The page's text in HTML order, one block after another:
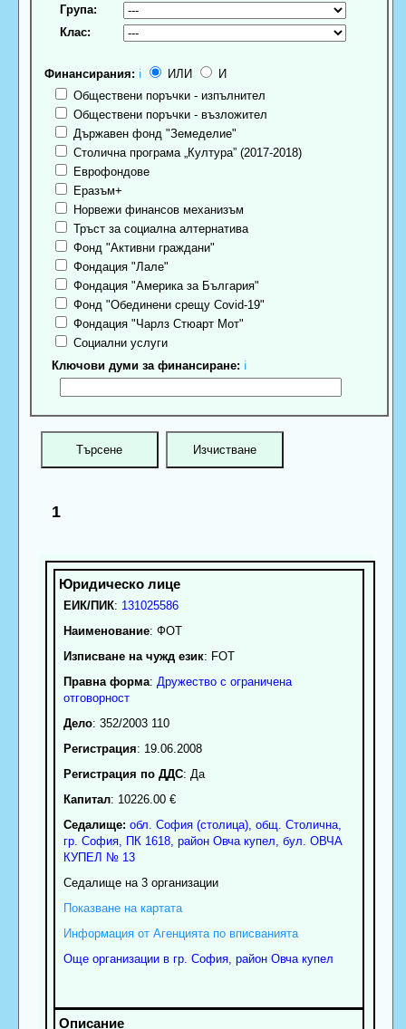
Група:
Клас:
Финансирания: ℹ ИЛИ
И
Обществени поръчки - изпълнител
Обществени поръчки - възложител
Държавен фонд "Земеделие"
Столична програма „Култура” (2017-2018)
Еврофондове
Еразъм+
Норвежи финансов механизъм
Тръст за социална алтернатива
Фонд "Активни граждани"
Фондация "Лале"
Фондация "Америка за България"
Фонд "Обединени срещу Covid-19"
Фондация "Чарлз Стюарт Мот"
Социални услуги
Ключови думи за финансиране: ℹ
1
ЕИК/ПИК: 131025586
Наименование: ФОТ
Изписване на чужд език: FOT
Правна форма: Дружество с ограничена
отговорност
Дело: 352/2003 110
Регистрация: 19.06.2008
Регистрация по ДДС: Да
Капитал: 10226.00 €
Седалище: обл. София (столица), общ. Столична,
гр. София, ПК 1618, район Овча купел бул. ОВЧА
КУПЕЛ № 13
Седалище на 3 организации
Показване на картата
Информация от Агенцията по вписванията
Още организации в гр. София, район Овча купел